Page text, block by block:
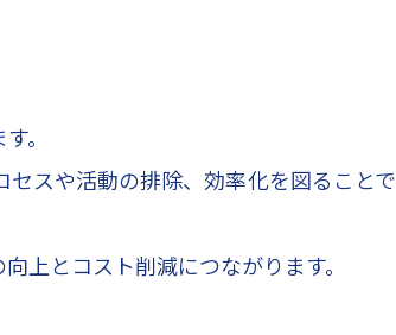
。
スや活動の排除、効率化を図ることで
上とコスト削減につながります。